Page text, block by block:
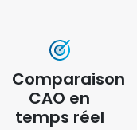
Comparaison
CAO en
temps réel